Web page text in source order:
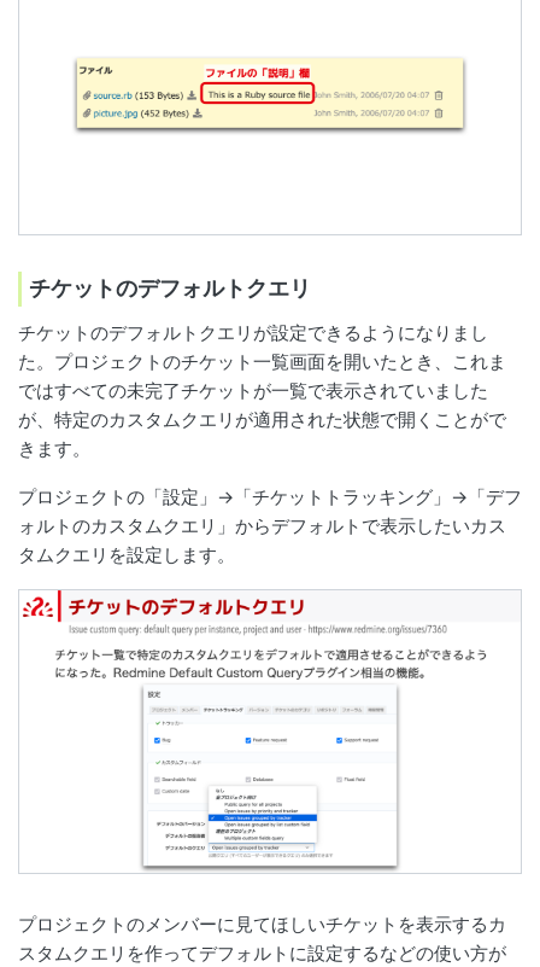
チケットのデフォルトクエリ
チケットのデフォルトクエリが設定できるようになりまし
た。プロジェクトのチケット一覧画面を開いたとき、これま
ではすべての未完了チケットが一覧で表示されていました
が、特定のカスタムクエリが適用された状態で開くことがで
きます。
プロジェクトの「設定」→「チケットトラッキング」→「デフ
ォルトのカスタムクエリ」からデフォルトで表示したいカス
タムクエリを設定します。
プロジェクトのメンバーに見てほしいチケットを表示するカ
スタムクエリを作ってデフォルトに設定するなどの使い方が